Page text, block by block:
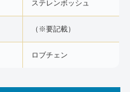
ステレンボッシュ
（※要記載）
ロブチェン